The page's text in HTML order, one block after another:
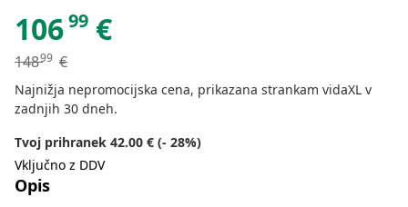
10699 €
14899 €
Najnižja nepromocijska cena, prikazana strankam vidaXL v
zadnjih 30 dneh.
Tvoj prihranek 42.00 € (- 28%)
Vključno z DDV
Opis